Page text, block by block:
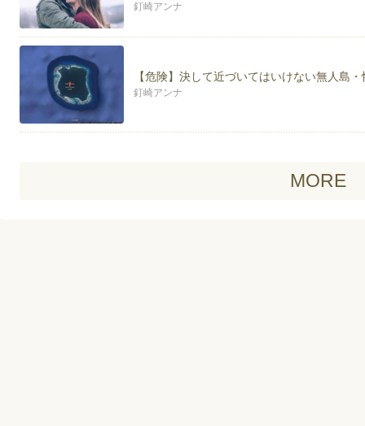
釘崎アンナ
【危険】決して近づいてはいけない無人島
釘崎アンナ
MORE